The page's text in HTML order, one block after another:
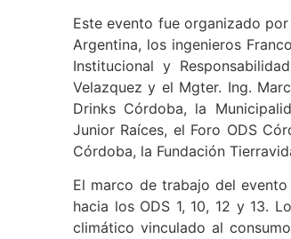
Este evento fue organizado
Argentina, los ingenieros
Institucional y
Velazquez y el Mgter. Ing.
Drinks Córdoba, la
Junior Raíces, el Foro ODS
Córdoba, la Fundación
El marco de trabajo del
hacia los ODS 1, 10, 12 y 13.
climático vinculado al